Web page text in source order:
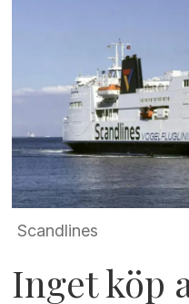
Scandlines
Inget köp